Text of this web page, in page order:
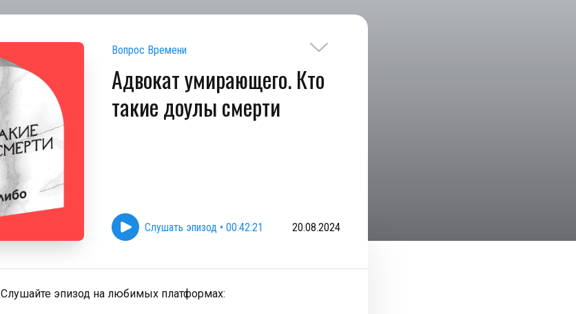
Вопрос Времени
Адвокат умирающего. Кто
такие доулы смерти
Слушать эпизод • 00:42:21 20.08.2024
Слушайте эпизод на любимых платформах: